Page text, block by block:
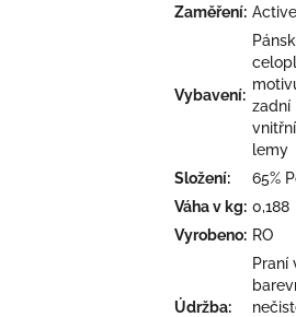
Zaměření: Active
Vybavení:
zadní
lemy
Složení:
65%
Váha v kg: 0,188
Vyrobeno: RO
Údržba:
Praní